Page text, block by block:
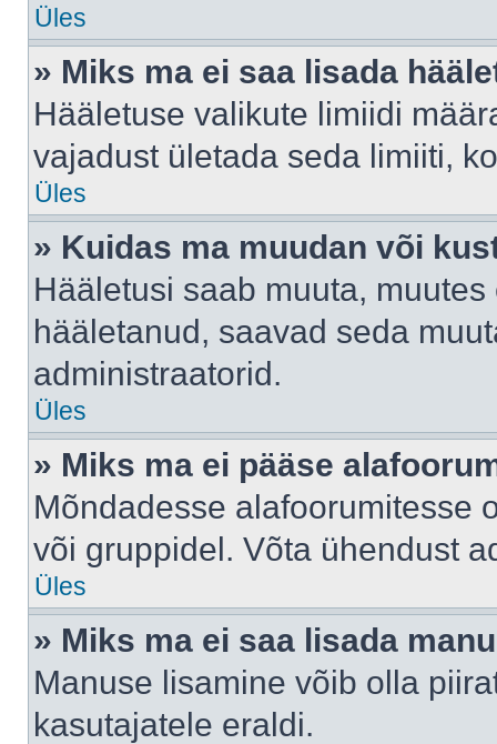
Üles
» Miks ma ei saa lisada
Hääletuse valikute limiidi
vajadust ületada seda limiiti,
Üles
» Kuidas ma muudan või
Hääletusi saab muuta,
hääletanud, saavad seda
administraatorid.
Üles
» Miks ma ei pääse
Mõndadesse alafoorumitesse
või gruppidel. Võta ühendust
Üles
» Miks ma ei saa lisada
Manuse lisamine võib olla
kasutajatele eraldi.